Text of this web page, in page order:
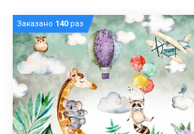
Заказано 140раз